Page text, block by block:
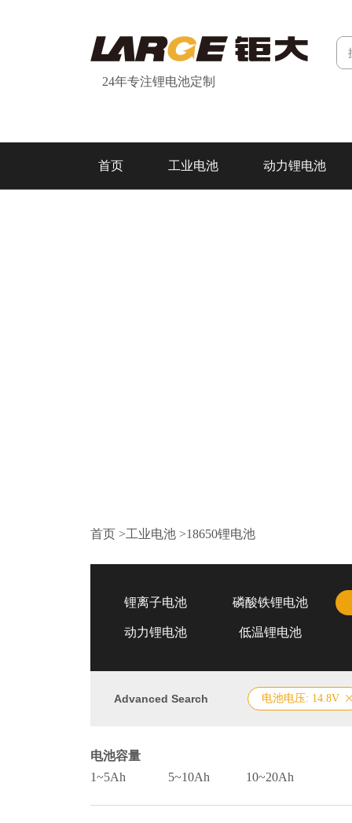
24年专注锂电池定制
首页 工业电池 动力锂电池
首页 >工业电池 >18650锂电池
锂离子电池 磷酸铁锂电池
动力锂电池 低温锂电池
Advanced Search 电池电压: 14.8V
电池容量
1~5Ah
5~10Ah 10~20Ah